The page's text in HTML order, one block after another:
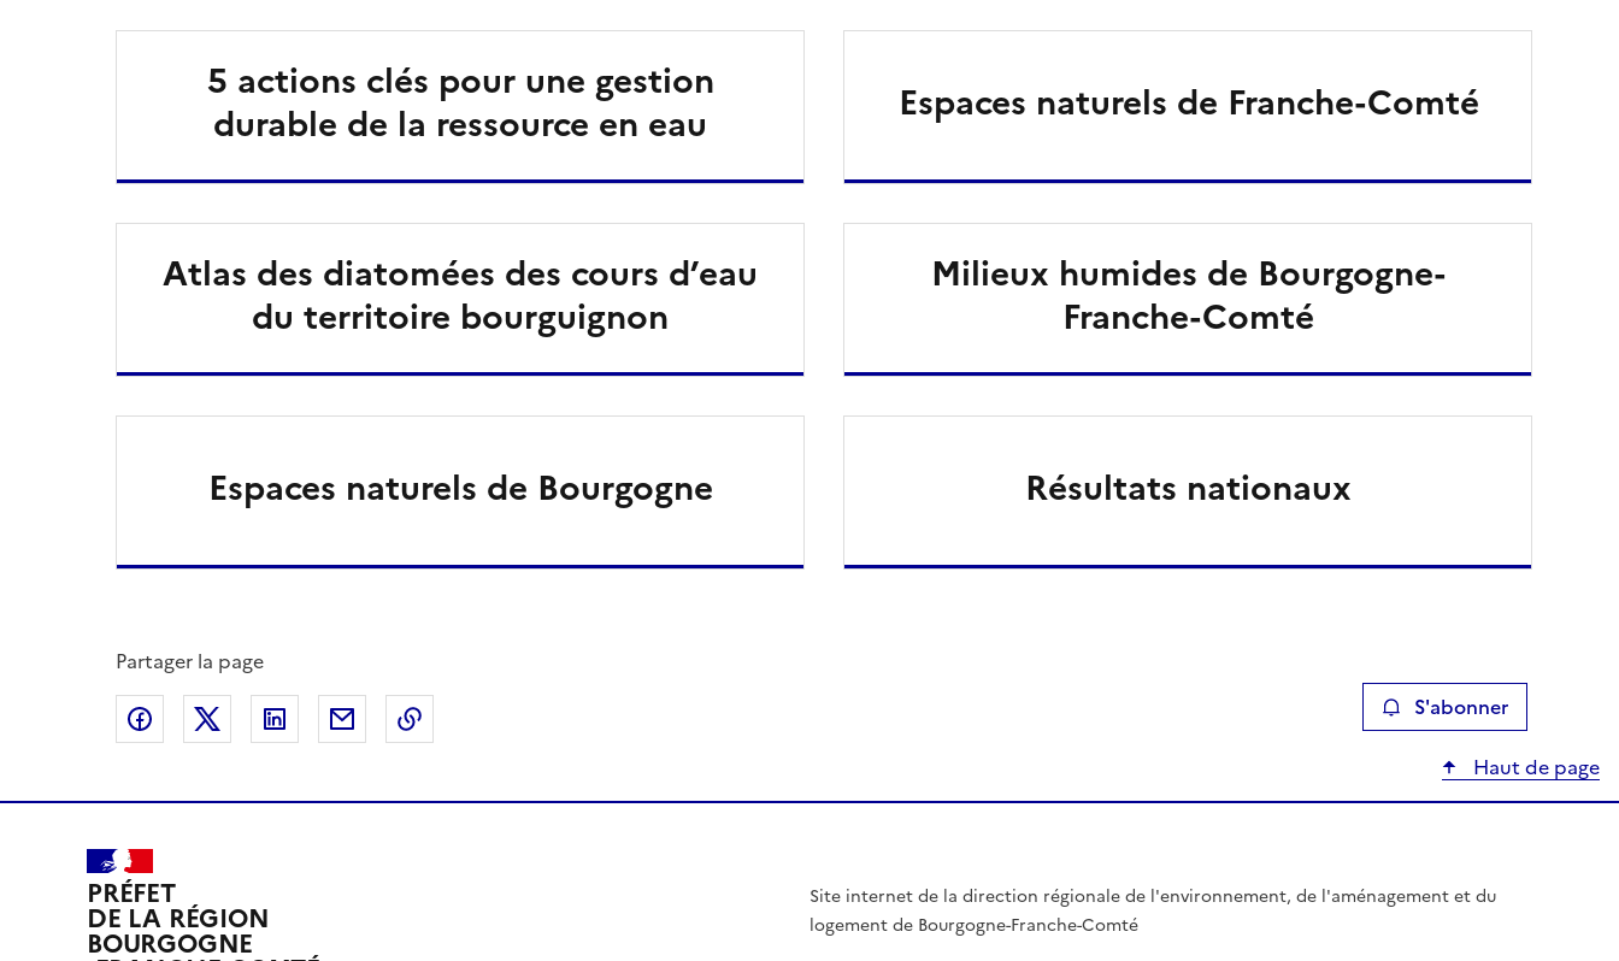
5 actions clés pour une gestion
durable de la ressource en eau
Atlas des diatomées des cours d’eau
du territoire bourguignon
Espaces naturels de Bourgogne
Espaces naturels de Franche-Comté
Milieux humides de Bourgogne-
Franche-Comté
Résultats nationaux
Partager la page
Partager sur Facebook
Partager sur XPartager sur LinkedIn
Partager par email S'abonner
Haut de page
PRÉFET
DE LA RÉGION
BOURGOGNE
Site internet de la direction régionale de l'environnement, de l'aménagement et du
logement de Bourgogne-Franche-Comté